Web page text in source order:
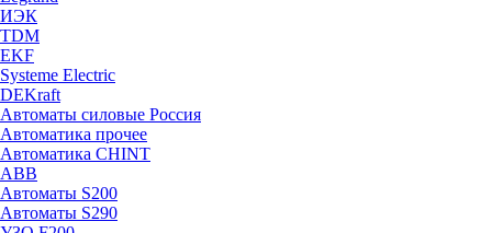
ИЭК
TDM
EKF
Systeme Electric
DEKraft
Автоматы силовые Россия
Автоматика прочее
Автоматика CHINT
ABB
Автоматы S200
Автоматы S290